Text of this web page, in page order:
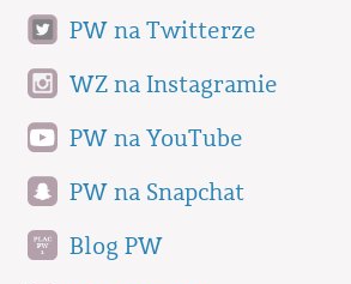
PW na Twitterze
WZ na Instagramie
PW na YouTube
PW na Snapchat
Blog PW